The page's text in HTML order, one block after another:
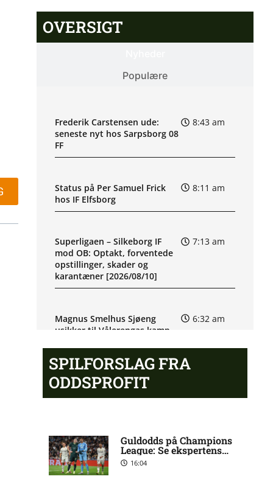
OVERSIGT
Populære
Frederik Carstensen ude:
seneste nyt hos Sarpsborg 08
FF
8:43 am
Status på Per Samuel Frick
hos IF Elfsborg
8:11 am
Superligaen – Silkeborg IF
mod OB: Optakt, forventede
opstillinger, skader og
karantæner [2026/08/10]
7:13 am
Magnus Smelhus Sjøeng
usikker til Vålerengas kamp
6:32 am
2. Division – Thisted FC mod
FA 2000: Optakt [2026/08/08]
hos Bodø/Glimt
SPILFORSLAG FRA
ODDSPROFIT
Guldodds på Champions
League: Se ekspertens
spilforslag her
16:04